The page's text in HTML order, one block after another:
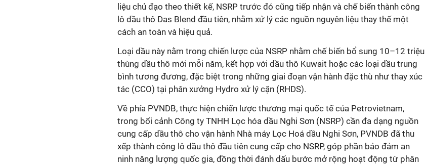
liệu chủ đạo theo thiết kế, NSRP trước đó cũng tiếp nhận và chế biến thành công
lô dầu thô Das Blend đầu tiên, nhằm xử lý các nguồn nguyên liệu thay thế một
cách an toàn và hiệu quả.
Loại dầu này nằm trong chiến lược của NSRP nhằm chế biến bổ sung 10–12 triệu
thùng dầu thô mới mỗi năm, kết hợp với dầu thô Kuwait hoặc các loại dầu trung
bình tương đương, đặc biệt trong những giai đoạn vận hành đặc thù như thay xúc
tác (CCO) tại phân xưởng Hydro xử lý cặn (RHDS).
Về phía PVNDB, thực hiện chiến lược thương mại quốc tế của Petrovietnam,
trong bối cảnh Công ty TNHH Lọc hóa dầu Nghi Sơn (NSRP) cần đa dạng nguồn
cung cấp dầu thô cho vận hành Nhà máy Lọc Hoá dầu Nghi Sơn, PVNDB đã thu
xếp thành công lô dầu thô đầu tiên cung cấp cho NSRP, góp phần bảo đảm an
ninh năng lượng quốc gia, đồng thời đánh dấu bước mở rộng hoạt động từ phân